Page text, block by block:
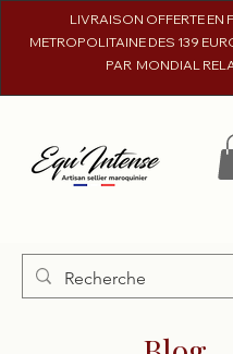
LIVRAISON OFFERTE EN
METROPOLITAINE DES 139
PAR MONDIAL